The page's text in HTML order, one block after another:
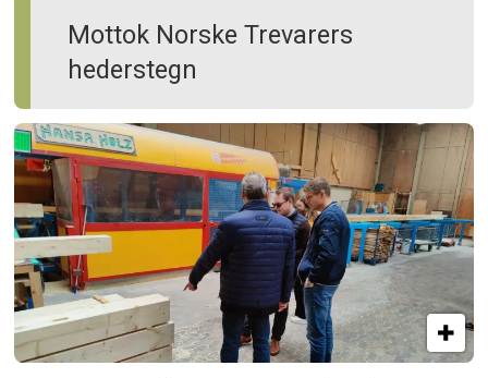
Mottok Norske Trevarers
hederstegn